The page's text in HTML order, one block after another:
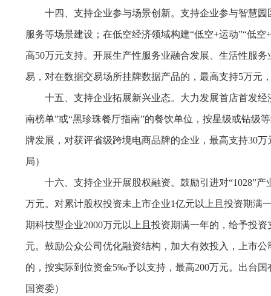
十四、支持企业参与场景创新。支持企业参与智慧
服务等场景建设；在低空经济领域构建“低空+运动”“低
高50万元支持。开展生产性服务业融合发展、生活性服
易，对在数据交易场所挂牌数据产品的，最高支持5万元
十五、支持企业拓展新兴业态。大力发展首店首发
南榜单”或“黑珍珠餐厅指南”的餐饮单位，按星级或钻级
牌发展，对获评省级跨境电商品牌的企业，最高支持30
局）
十六、支持企业开展股权融资。鼓励引进对“1028”
万元。对累计股权投资未上市企业1亿元以上且投资期满
期科技型企业2000万元以上且投资期满一年的，给予投
元。鼓励公众公司优化融资结构，加大有效投入，上市
的，按实际到位资金5‰予以支持，最高200万元。出台
国资委）